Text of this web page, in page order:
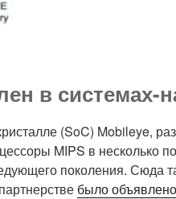
в системах-
(SoC) Mobileye,
MIPS в несколько
поколения. Сюда
было